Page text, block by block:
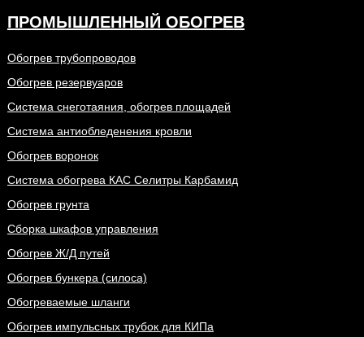
ПРОМЫШЛЕННЫЙ ОБОГРЕВ
Обогрев трубопроводов
Обогрев резервуаров
Система снеготаяния, обогрев площадей
Система антиобледенения кровли
Обогрев воронок
Система обогрева КАС Селитры Карбамид
Обогрев грунта
Сборка шкафов управления
Обогрев Ж/Д путей
Обогрев бункера (силоса)
Обогреваемые шланги
Обогрев импульсных трубок для КИПа